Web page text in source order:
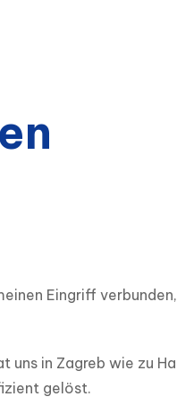
Eingriff
in Zagreb wie zu
gelöst.